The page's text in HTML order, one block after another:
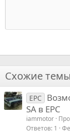
22
26
Схожие темы
EPC
SA в EPC
iammotor
Ответов 1